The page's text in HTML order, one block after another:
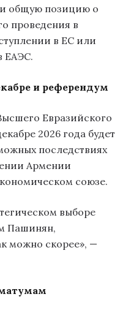
общую позицию о
проведения в
в ЕС или
ЕАЭС.
и референдум
Евразийского
2026 года будет
последствиях
Армении
союзе.
выборе
Пашинян,
можно скорее», —